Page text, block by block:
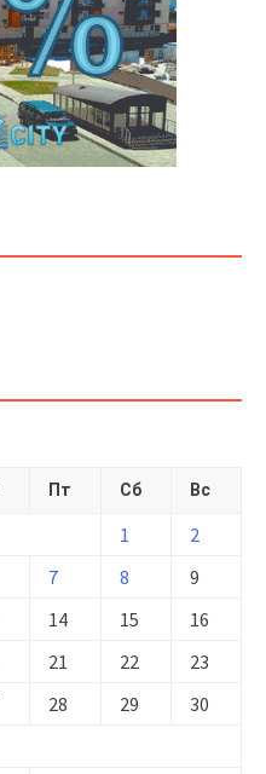
Пт Сб Вс
1
2
7 8
9
14 15
16
21 22
23
28 29
30